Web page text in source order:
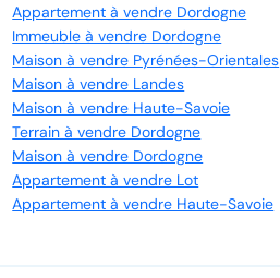
Appartement à vendre Dordogne
Immeuble à vendre Dordogne
Maison à vendre Pyrénées-Orientales
Maison à vendre Landes
Maison à vendre Haute-Savoie
Terrain à vendre Dordogne
Maison à vendre Dordogne
Appartement à vendre Lot
Appartement à vendre Haute-Savoie